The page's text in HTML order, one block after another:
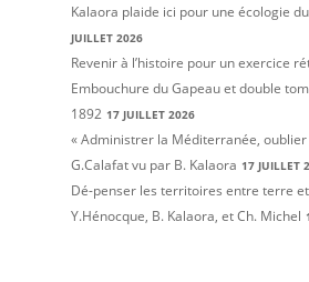
Kalaora plaide ici pour une écologie
JUILLET 2026
Revenir à l’histoire pour un exercice
Embouchure du Gapeau et double
1892 17 JUILLET 2026
« Administrer la Méditerranée, oublier
G.Calafat vu par B. Kalaora 17 JUILLET
Dé-penser les territoires entre terre
Y.Hénocque, B. Kalaora, et Ch. Michel